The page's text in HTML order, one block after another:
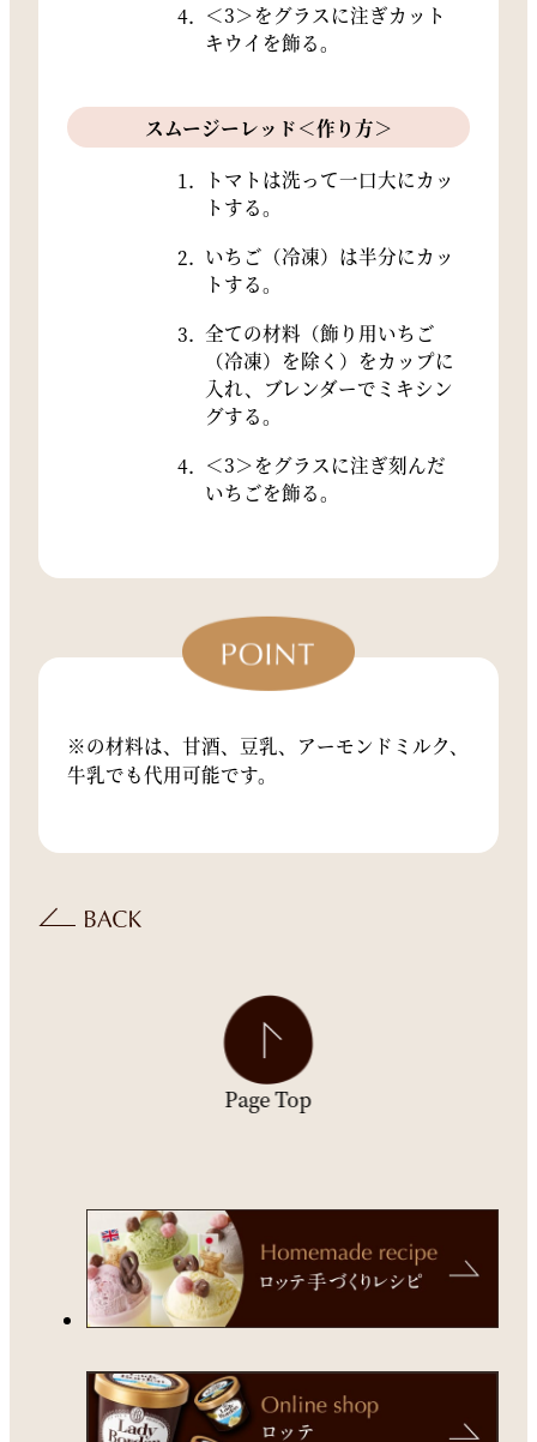
＜3＞をグラスに注ぎカット
キウイを飾る。
スムージーレッド＜作り方＞
トマトは洗って一口大にカッ
トする。
いちご（冷凍）は半分にカッ
トする。
全ての材料（飾り用いちご
（冷凍）を除く）をカップに
入れ、ブレンダーでミキシン
グする。
＜3＞をグラスに注ぎ刻んだ
いちごを飾る。
※の材料は、甘酒、豆乳、アーモンドミルク、
牛乳でも代用可能です。
Page Top